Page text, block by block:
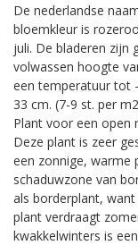
De nederlandse
bloemkleur is
juli. De bladeren zijn
volwassen hoogte
een temperatuur tot
33 cm. (7-9 st. per
Plant voor een open
Deze plant is zeer
een zonnige, warme
schaduwzone van
als borderplant,
plant verdraagt
kwakkelwinters is